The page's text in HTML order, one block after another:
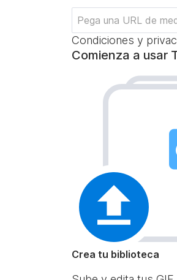
Condiciones y
Comienza a usar
Crea tu biblioteca